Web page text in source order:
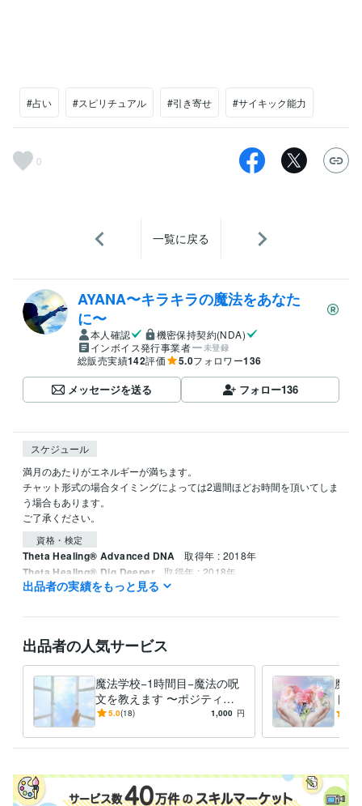
#占い #スピリチュアル #引き寄せ #サイキック能力
0
一覧に戻る
AYANA〜キラキラの魔法をあなた
に〜
本人確認
機密保持契約(NDA)
インボイス発行事業者
未登録
総販売実績142評価 5.0フォロワー136
メッセージを送る フォロー136
スケジュール
満月のあたりがエネルギーが満ちます。
チャット形式の場合タイミングによっては2週間ほどお時間を頂いてしま
う場合もあります。
資格・検定
Theta Healing® Advanced DNA 取得年 : 2018年
Theta Healing® Dig Deeper 取得年 : 2018年
占い エネルギー調整、未来、思考を変える
出品者の実績をもっと見る
出品者の人気サービス
魔法学校−1時間目−魔法の呪
文を教えます 〜ポジティブ
になる魔法をかけて思い通り
5.0(18) 1,000 円
魔法
ト
ティ
う〜